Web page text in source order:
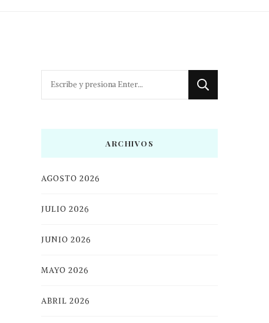
¿Buscas
ARCHIVOS
AGOSTO 2026
JULIO 2026
JUNIO 2026
MAYO 2026
ABRIL 2026